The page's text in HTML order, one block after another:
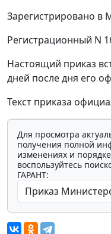
Зарегистрировано в
Регистрационный N
Настоящий приказ
дней после дня его
Текст приказа
Для просмотра
получения полной
изменениях и
воспользуйтесь
ГАРАНТ: